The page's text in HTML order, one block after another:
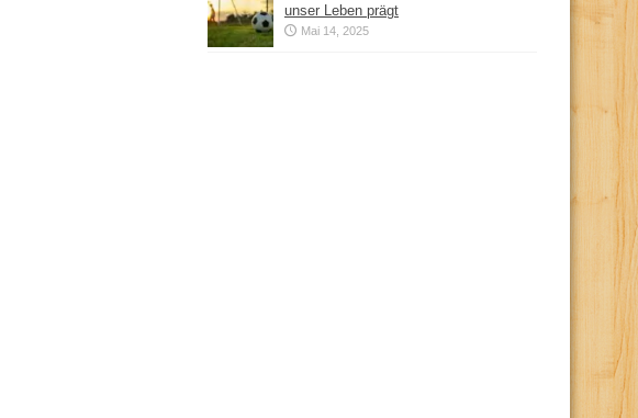
unser Leben prägt
Mai 14, 2025